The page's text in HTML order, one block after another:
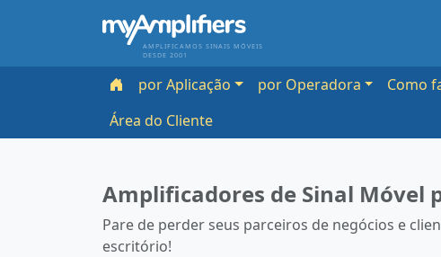
AMPLIFICAMOS SINAIS MÓVEIS
DESDE 2001
por Aplicação por Operadora Como
Área do Cliente
Amplificadores de Sinal Móvel
Pare de perder seus parceiros de negócios e
escritório!